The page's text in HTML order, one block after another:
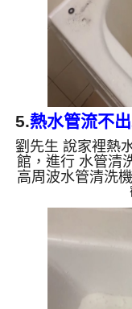
物
5.熱水管流不
劉先生 說家裡熱
館，進行 水管清
高周波水管清洗
分，開啟 水管清
就流出棕色髒水
水出水量恢復了
生鐵鏽跟泥沙堆
水含有氧化錳，
會跟石油一樣黑
銅的物質，生鏽